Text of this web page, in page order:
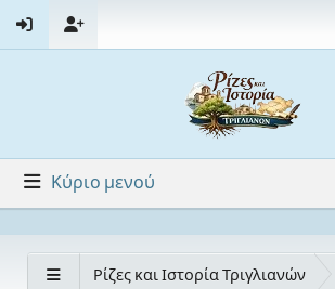
Κύριο μενού
Ρίζες και Ιστορία Τριγλιανών